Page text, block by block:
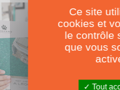
Ce site
cookies et
le contrôle
que vous
Tout